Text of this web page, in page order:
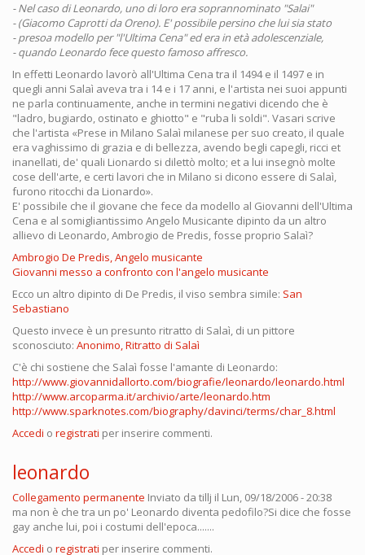
- Nel caso di Leonardo, uno di loro era soprannominato "Salai"
- (Giacomo Caprotti da Oreno). E' possibile persino che lui sia stato
- presoa modello per "l'Ultima Cena" ed era in età adolescenziale,
- quando Leonardo fece questo famoso affresco.
In effetti Leonardo lavorò all'Ultima Cena tra il 1494 e il 1497 e in
quegli anni Salaì aveva tra i 14 e i 17 anni, e l'artista nei suoi appunti
ne parla continuamente, anche in termini negativi dicendo che è
"ladro, bugiardo, ostinato e ghiotto" e "ruba li soldi". Vasari scrive
che l'artista «Prese in Milano Salaì milanese per suo creato, il quale
era vaghissimo di grazia e di bellezza, avendo begli capegli, ricci et
inanellati, de' quali Lionardo si dilettò molto; et a lui insegnò molte
cose dell'arte, e certi lavori che in Milano si dicono essere di Salaì,
furono ritocchi da Lionardo».
E' possibile che il giovane che fece da modello al Giovanni dell'Ultima
Cena e al somigliantissimo Angelo Musicante dipinto da un altro
allievo di Leonardo, Ambrogio de Predis, fosse proprio Salaì?
Ambrogio De Predis, Angelo musicante
Giovanni messo a confronto con l'angelo musicante
Ecco un altro dipinto di De Predis, il viso sembra simile: San
Sebastiano
Questo invece è un presunto ritratto di Salaì, di un pittore
sconosciuto: Anonimo, Ritratto di Salaì
C'è chi sostiene che Salaì fosse l'amante di Leonardo:
http://www.giovannidallorto.com/biografie/leonardo/leonardo.html
http://www.arcoparma.it/archivio/arte/leonardo.htm
http://www.sparknotes.com/biography/davinci/terms/char_8.html
Accedi o registrati per inserire commenti.
leonardo
Collegamento permanente Inviato da tillj il Lun, 09/18/2006 - 20:38
ma non è che tra un po' Leonardo diventa pedofilo?Si dice che fosse
gay anche lui, poi i costumi dell'epoca.......
Accedi o registrati per inserire commenti.